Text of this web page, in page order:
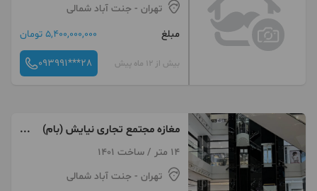
تهران - جنت آباد شمالی
مبلغ
5,400,000,000 تومان
بیش از 12 ماه پیش 093991***28
مغازه مجتمع تجاری نیایش (بام)
14 متر
14 متر / ساخت 1401
تهران - جنت آباد شمالی